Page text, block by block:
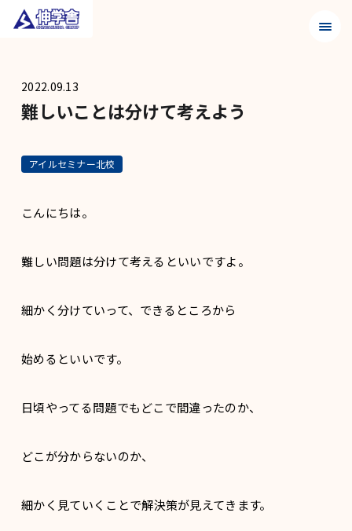
メニ
2022.09.13
難しいことは分けて考えよう
アイルセミナー北校
こんにちは。
難しい問題は分けて考えるといいですよ。
細かく分けていって、できるところから
始めるといいです。
日頃やってる問題でもどこで間違ったのか、
どこが分からないのか、
細かく見ていくことで解決策が見えてきます。